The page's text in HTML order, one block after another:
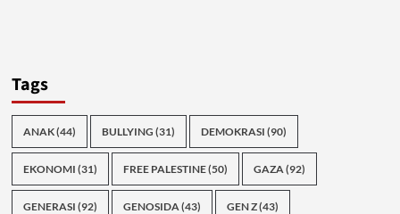
Tags
ANAK(44) BULLYING (31) DEMOKRASI (90)
EKONOMI (31) FREE PALESTINE(50) GAZA(92)
GENERASI (92) GENOSIDA(43) GEN Z(43)